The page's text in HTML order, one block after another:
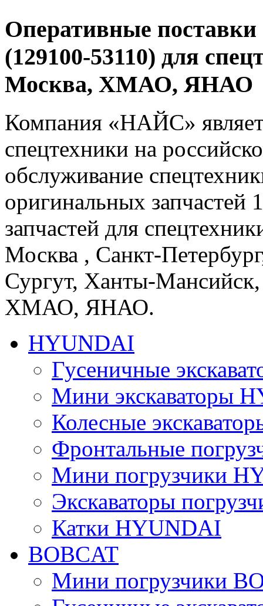
Оперативные
(129100-53110) для
Москва, ХМАО, ЯНАО
Компания «НАЙС»
спецтехники на
обслуживание
оригинальных
запчастей для
Москва , Санкт-
Сургут, Ханты-
ХМАО, ЯНАО.
HYUNDAI
Гусеничные
Мини экскаваторы
Колесные
Фронтальные
Мини погрузчики
Экскаваторы
Катки HYUNDAI
BOBCAT
Мини погрузчики